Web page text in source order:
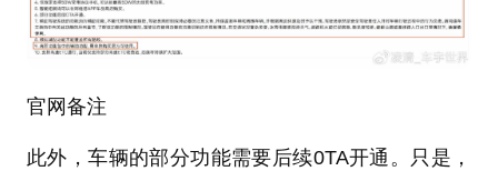
官网备注
此外，车辆的部分功能需要后续0TA开通。只是，